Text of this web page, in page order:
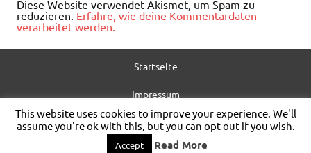
Diese Website verwendet Akismet, um Spam zu
reduzieren. Erfahre, wie deine Kommentardaten
verarbeitet werden.
Startseite
Impressum
Datenschutz
WordPress-Theme: Dynamic News von ThemeZee.
This website uses cookies to improve your experience. We'll
assume you're ok with this, but you can opt-out if you wish.
Accept Read More